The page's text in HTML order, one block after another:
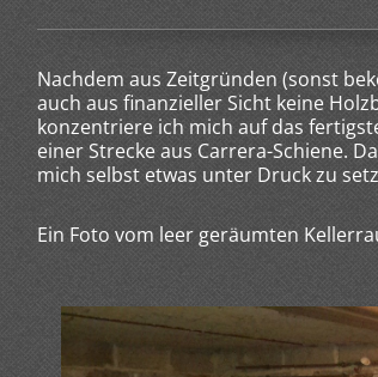
Nachdem aus Zeitgründen (sonst
auch aus finanzieller Sicht keine
konzentriere ich mich auf das
einer Strecke aus Carrera-Schiene.
mich selbst etwas unter Druck zu
Ein Foto vom leer geräumten